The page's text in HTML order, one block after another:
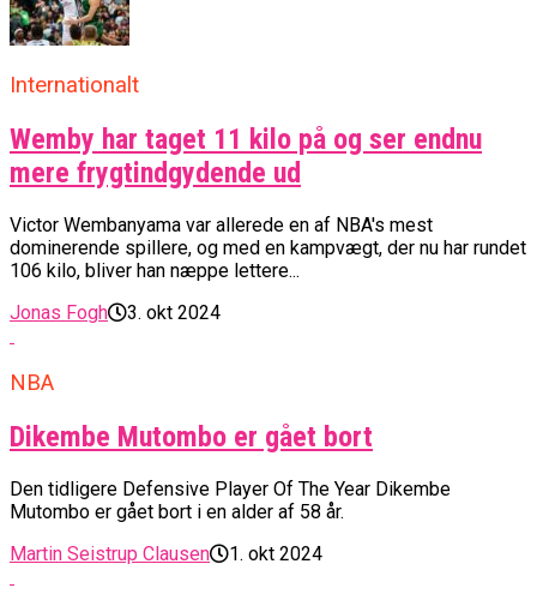
Internationalt
Wemby har taget 11 kilo på og ser endnu
mere frygtindgydende ud
Victor Wembanyama var allerede en af NBA's mest
dominerende spillere, og med en kampvægt, der nu har rundet
106 kilo, bliver han næppe lettere...
Jonas Fogh
3. okt 2024
NBA
Dikembe Mutombo er gået bort
Den tidligere Defensive Player Of The Year Dikembe
Mutombo er gået bort i en alder af 58 år.
Martin Seistrup Clausen
1. okt 2024